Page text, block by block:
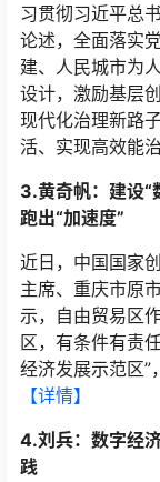
习贯彻习近平总
论述，全面落实
建、人民城市为
设计，激励基层
现代化治理新路
活、实现高效能治
3.黄奇帆：建设“
跑出“加速度”
近日，中国国家
主席、重庆市原
示，自由贸易区
区，有条件有责
经济发展示范区”
【详情】
4.刘兵：数字经
践